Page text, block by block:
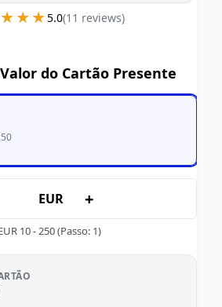
5.0(11 reviews)
do Cartão Presente
EUR +
10-250(Passo: 1)